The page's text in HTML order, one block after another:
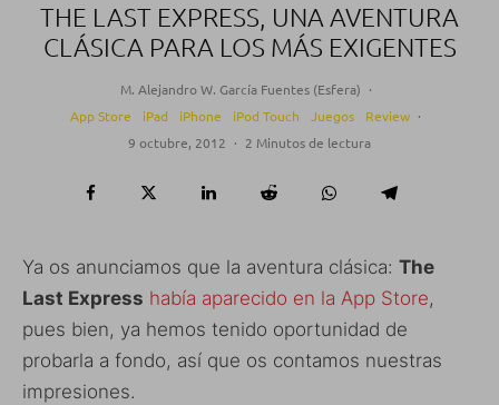
THE LAST EXPRESS, UNA AVENTURA
CLÁSICA PARA LOS MÁS EXIGENTES
M. Alejandro W. García Fuentes (Esfera) ·
App Store
iPad iPhone iPod Touch Juegos Review ·
9 octubre, 2012 · 2 Minutos de lectura
Ya os anunciamos que la aventura clásica: The
Last Express había aparecido en la App Store,
pues bien, ya hemos tenido oportunidad de
probarla a fondo, así que os contamos nuestras
impresiones.